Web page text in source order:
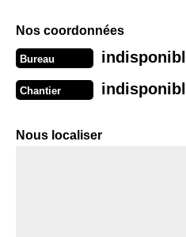
Nos coordonnées
Bureau
Chantier
Nous localiser